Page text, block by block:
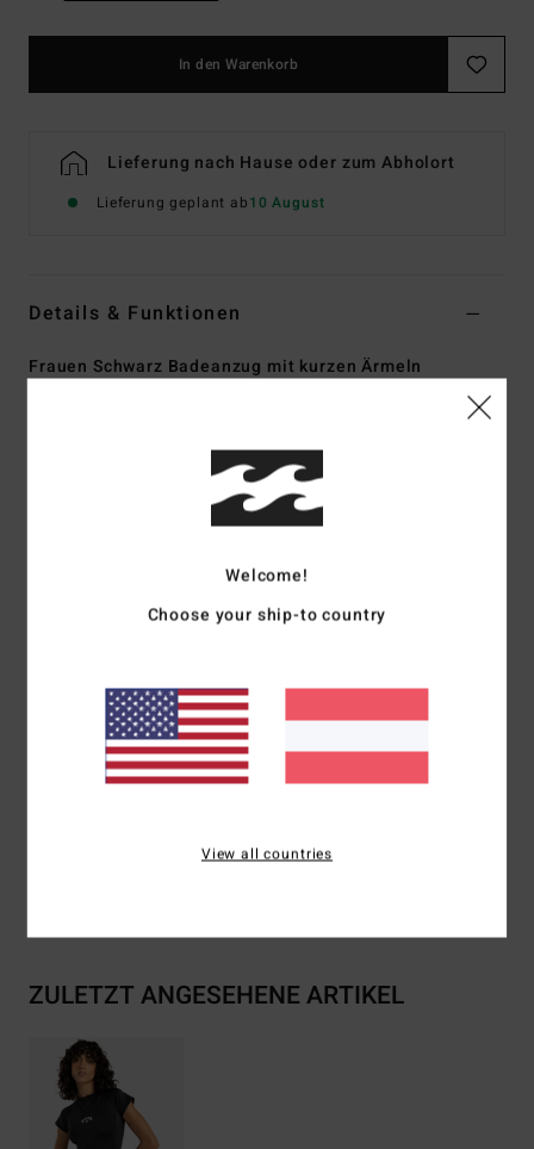
In den Warenkorb
Lieferung nach Hause oder zum Abholort
Lieferung geplant ab10 August
Details & Funktionen
Frauen Schwarz Badeanzug mit kurzen Ärmeln
Mischgewebe aus recyceltem Polyamid und
UPF 50+ Sonnenschutz
Performance Fit
Bedeckung:Biarritz- Fit
Download derKonformitätserklärung
Zusammensetzung82 % recyceltes Polyester, 18 %
ZULETZT ANGESEHENE ARTIKEL
Welcome!
Choose your ship-to country
View all countries